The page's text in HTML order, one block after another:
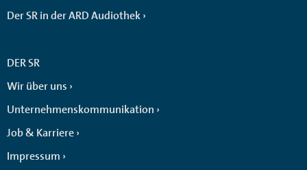
Der SR in der ARD Audiothek
DER SR
Wir über uns
Unternehmenskommunikation
Job & Karriere
Impressum